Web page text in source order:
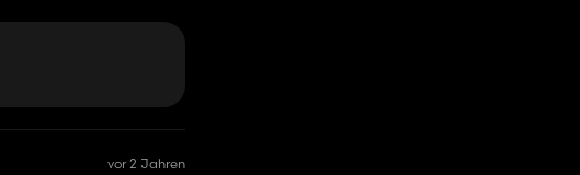
vor 2 Jahren